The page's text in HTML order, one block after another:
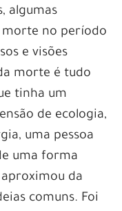
algumas
morte no período
e visões
morte é tudo
tinha um
de ecologia,
uma pessoa
uma forma
da
comuns. Foi